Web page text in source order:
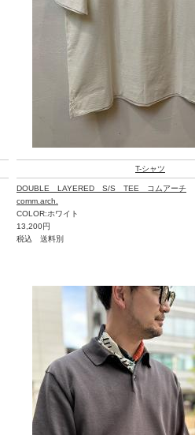
T-シャツ
DOUBLE LAYERED S/S TEE コムアーチ
comm.arch.
COLOR:ホワイト
13,200円
税込 送料別